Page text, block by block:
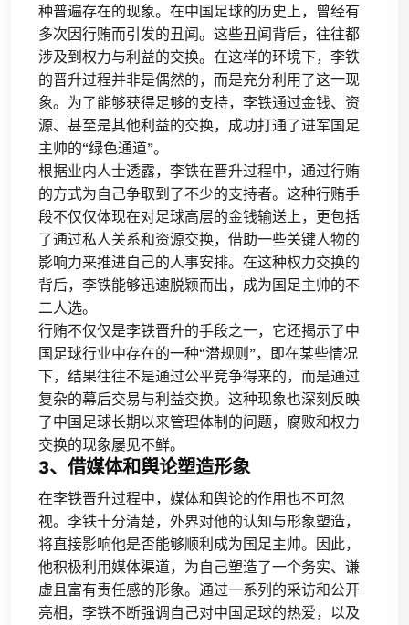
种普遍存在的现象。在中国足球的历史上，曾经有
多次因行贿而引发的丑闻。这些丑闻背后，往往都
涉及到权力与利益的交换。在这样的环境下，李铁
的晋升过程并非是偶然的，而是充分利用了这一现
象。为了能够获得足够的支持，李铁通过金钱、资
源、甚至是其他利益的交换，成功打通了进军国足
主帅的“绿色通道”。
根据业内人士透露，李铁在晋升过程中，通过行贿
的方式为自己争取到了不少的支持者。这种行贿手
段不仅仅体现在对足球高层的金钱输送上，更包括
了通过私人关系和资源交换，借助一些关键人物的
影响力来推进自己的人事安排。在这种权力交换的
背后，李铁能够迅速脱颖而出，成为国足主帅的不
二人选。
行贿不仅仅是李铁晋升的手段之一，它还揭示了中
国足球行业中存在的一种“潜规则”，即在某些情况
下，结果往往不是通过公平竞争得来的，而是通过
复杂的幕后交易与利益交换。这种现象也深刻反映
了中国足球长期以来管理体制的问题，腐败和权力
交换的现象屡见不鲜。
3、借媒体和舆论塑造形象
在李铁晋升过程中，媒体和舆论的作用也不可忽
视。李铁十分清楚，外界对他的认知与形象塑造，
将直接影响他是否能够顺利成为国足主帅。因此，
他积极利用媒体渠道，为自己塑造了一个务实、谦
虚且富有责任感的形象。通过一系列的采访和公开
亮相，李铁不断强调自己对中国足球的热爱，以及